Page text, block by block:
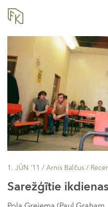
1. JŪN ’11 / Arnis Balčus /
Sarežģītie